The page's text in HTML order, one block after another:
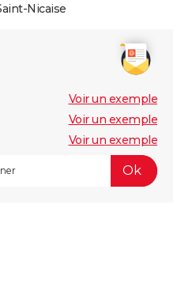
Nicaise
Voir un exemple
Voir un exemple
Voir un exemple